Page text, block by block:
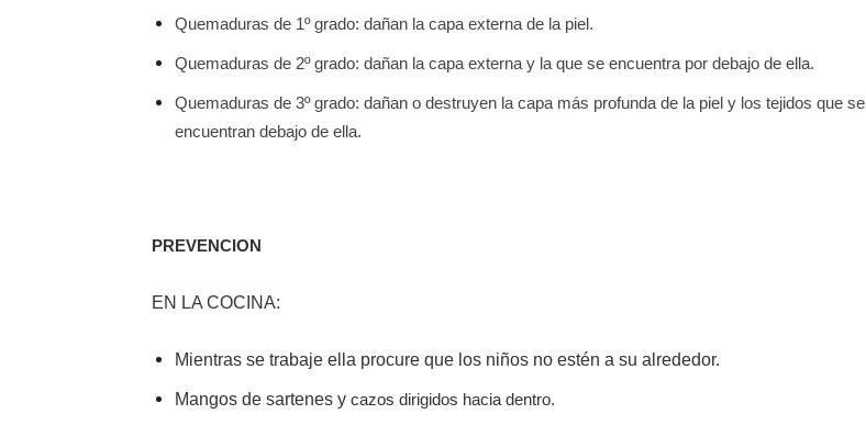
Quemaduras de 1º grado: dañan la capa externa de la piel.
Quemaduras de 2º grado: dañan la capa externa y la que se encuentra por debajo de ella.
Quemaduras de 3º grado: dañan o destruyen la capa más profunda de la piel y los tejidos que se
encuentran debajo de ella.
PREVENCION
EN LA COCINA:
Mientras se trabaje ella procure que los niños no estén a su alrededor.
Mangos de sartenes y cazos dirigidos hacia dentro.